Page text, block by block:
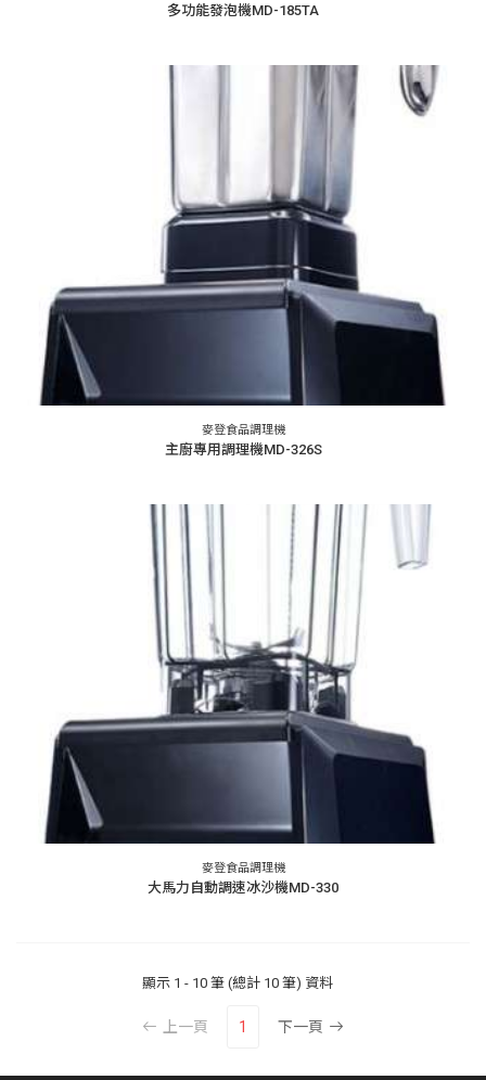
多功能發泡機MD-185TA
麥登食品調理機
主廚專用調理機MD-326S
麥登食品調理機
大馬力自動調速冰沙機MD-330
顯示 1 - 10 筆 (總計 10 筆) 資料
上一頁 1 下一頁